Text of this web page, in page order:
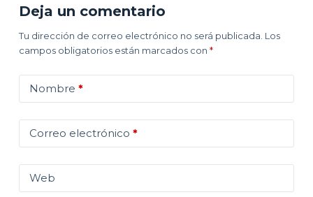
Deja un comentario
Tu dirección de correo electrónico no será publicada. Los
campos obligatorios están marcados con *
Nombre *
Correo electrónico *
Web